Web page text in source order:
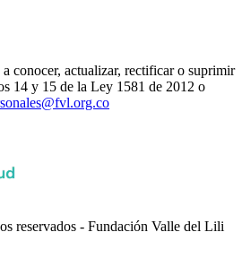
a conocer, actualizar, rectificar o suprimir
14 y 15 de la Ley 1581 de 2012 o
reservados - Fundación Valle del Lili